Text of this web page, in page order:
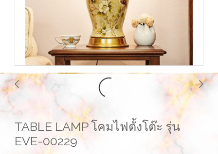
TABLE LAMP โคมไฟตั้งโต๊ะ รุ่น
EVE-00229